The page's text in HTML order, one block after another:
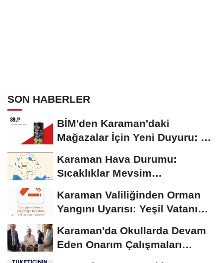
SON HABERLER
BİM'den Karaman'daki
Mağazalar İçin Yeni Duyuru: 11
Karaman Hava Durumu:
Sıcaklıklar Mevsim
Seyrediyor
Karaman Valiliğinden Orman
Yangını Uyarısı: Yeşil Vatanı
Karaman'da Okullarda Devam
Eden Onarım Çalışmaları